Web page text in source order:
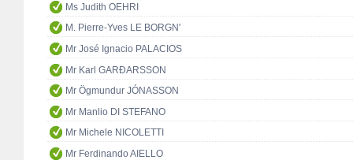
Ms Judith OEHRI
M. Pierre-Yves LE BORGN'
Mr José Ignacio PALACIOS
Mr Karl GARÐARSSON
Mr Ögmundur JÓNASSON
Mr Manlio DI STEFANO
Mr Michele NICOLETTI
Mr Ferdinando AIELLO